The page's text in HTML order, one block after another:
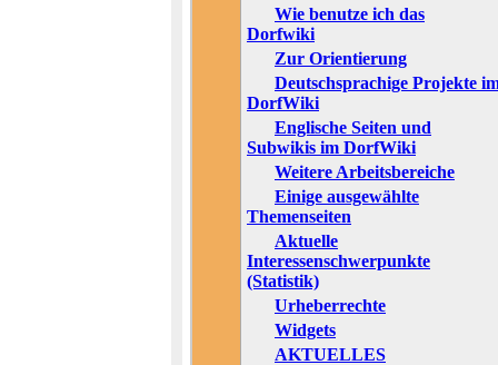
Wie benutze ich das
Dorfwiki
Zur Orientierung
Deutschsprachige Projekte
DorfWiki
Englische Seiten und
Subwikis im DorfWiki
Weitere Arbeitsbereiche
Einige ausgewählte
Themenseiten
Aktuelle
Interessenschwerpunkte
(Statistik)
Urheberrechte
Widgets
AKTUELLES